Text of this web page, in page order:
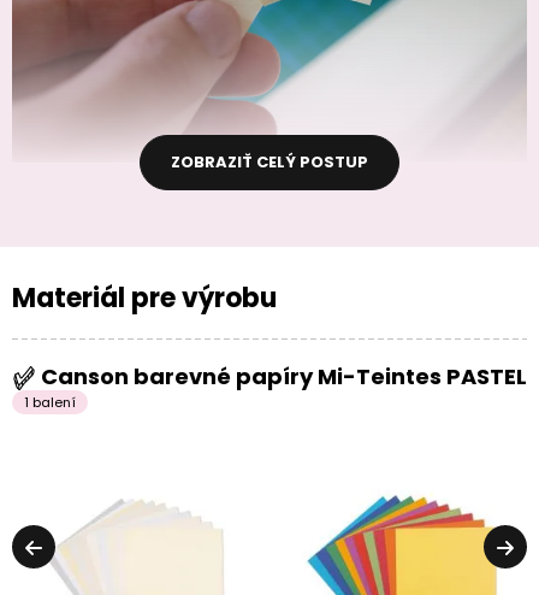
ZOBRAZIŤ CELÝ POSTUP
Materiál pre výrobu
Canson barevné papíry Mi-Teintes PASTEL
1 balení